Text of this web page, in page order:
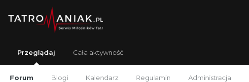
Przeglądaj
Forum Blogi Kalendarz Regulamin Administracja
Cała aktywność